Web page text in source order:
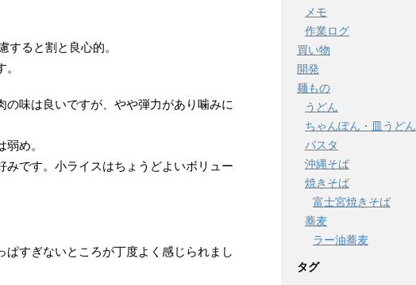
すると割と良心的。
味は良いですが、やや弾力があり噛みに
め。
です。小ライスはちょうどよいボリュー
すぎないところが丁度よく感じられまし
メモ
作業ログ
買い物
開発
麺もの
うどん
ちゃんぽん・皿うどん
パスタ
沖縄そば
焼きそば
富士宮焼きそば
蕎麦
ラー油蕎麦
タグ